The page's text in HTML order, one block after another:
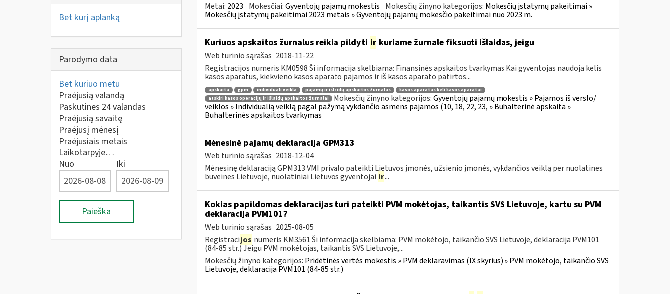
Bet kurį aplanką
Parodymo data
Bet kuriuo metu
Praėjusią valandą
Paskutines 24 valandas
Praėjusią savaitę
Praėjusį mėnesį
Praėjusiais metais
Laikotarpyje…
Nuo
Iki
Paieška
Metai: 2023 Mokesčiai:Gyventojų pajamų mokestis Mokesčių žinyno kategorijos: Mokesčių įstatymų pakeitimai »
Mokesčių įstatymų pakeitimai 2023 metais » Gyventojų pajamų mokesčio pakeitimai nuo 2023 m.
Kuriuos apskaitos žurnalus reikia pildyti irkuriame žurnale fiksuoti išlaidas, jeigu
Web turinio sąrašas 2018-11-22
Registracijos numeris KM0598 Ši informacija skelbiama: Finansinės apskaitos tvarkymas Kai gyventojas naudoja kelis
kasos aparatus, kiekvieno kasos aparato pajamos ir iš kasos aparato patirtos...
apskaita gpm individuali veikla pajamų ir išlaidų apskaitos žurnalas
kasos aparatas keli kasos aparatai
atskiri kasos operacijų ir išlaidų apskaitos žurnalai
Mokesčių žinyno kategorijos:Gyventojų pajamų mokestis » Pajamos iš verslo/
veiklos » Individualią veiklą pagal pažymą vykdančio asmens pajamos (10, 18, 22, 23, » Buhalterinė apskaita »
Buhalterinės apskaitos tvarkymas
Mėnesinė pajamų deklaracija GPM313
Web turinio sąrašas 2018-12-04
Mėnesinę deklaraciją GPM313 VMI privalo pateikti Lietuvos įmonės, užsienio įmonės, vykdančios veiklą per nuolatines
buveines Lietuvoje, nuolatiniai Lietuvos gyventojai ir...
Kokias papildomas deklaracijas turi pateikti PVM mokėtojas, taikantis SVS Lietuvoje, kartu su PVM
deklaracija PVM101?
Web turinio sąrašas 2025-08-05
Registracijos numeris KM3561 Ši informacija skelbiama: PVM mokėtojo, taikančio SVS Lietuvoje, deklaracija PVM101
(84-85 str.) Jeigu PVM mokėtojas, taikantis SVS Lietuvoje,...
Mokesčių žinyno kategorijos: Pridėtinės vertės mokestis » PVM deklaravimas (IX skyrius) » PVM mokėtojo, taikančio SVS
Lietuvoje, deklaracija PVM101 (84-85 str.)